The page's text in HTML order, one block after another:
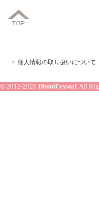
個人情報の取り扱いについて
© 2012-2026 DhuniCrystal. All